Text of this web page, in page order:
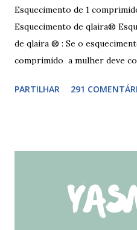
Esquecimento de 1
Esquecimento de qlaira®
de qlaira ® : Se o
comprimido a mulher deve
comprimido(s) esquecidos,
Se o esquecimento ocorrer
comprimido a mulher deve
PARTILHAR 291